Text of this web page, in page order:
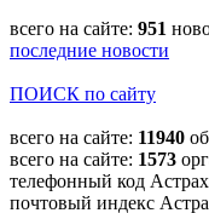
всего на сайте: 951
последние новости
ПОИСК по сайту
всего на сайте: 11940
всего на сайте: 1573
телефонный код
почтовый индекс